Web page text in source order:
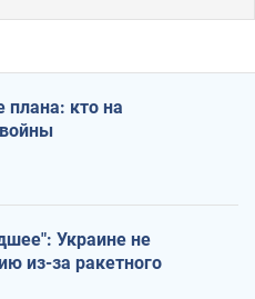
плана: кто на
Украине не
из-за ракетного